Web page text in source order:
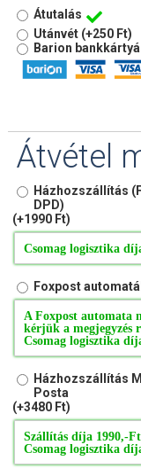
Átutalás
Utánvét (+250 Ft)
Barion
Átvétel
Házhozszállítás
DPD)
(+1990 Ft)
Csomag logisztika
Foxpost
A Foxpost automata
kérjük a megjegyzés
Csomag logisztika
Házhozszállítás
Posta
(+3480 Ft)
Szállítás díja 1990,-Ft
Csomag logisztika